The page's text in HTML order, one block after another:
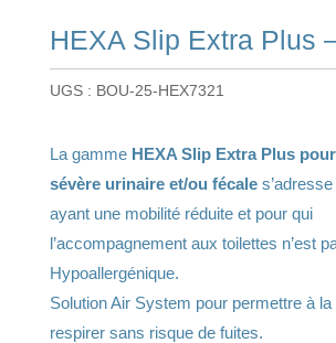
HEXA Slip Extra Plus
UGS : BOU-25-HEX7321
La gamme HEXA Slip Extra Plus
sévère urinaire et/ou fécale
ayant une mobilité réduite et pour qui
l’accompagnement aux toilettes n’est
Hypoallergénique.
Solution Air System pour permettre à la
respirer sans risque de fuites.